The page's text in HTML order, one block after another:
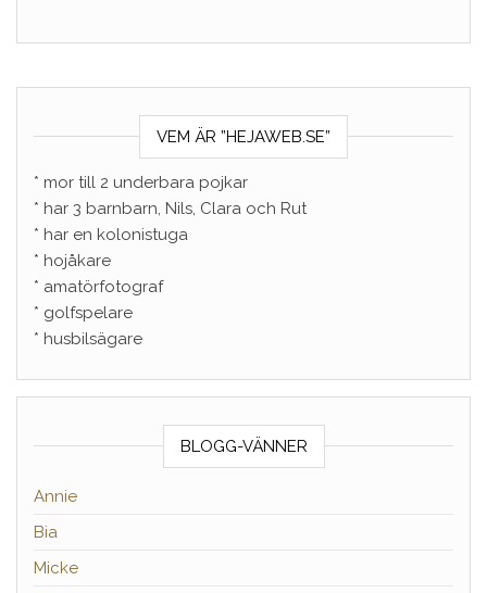
VEM ÄR ”HEJAWEB.SE”
* mor till 2 underbara pojkar
* har 3 barnbarn, Nils, Clara och Rut
* har en kolonistuga
* hojåkare
* amatörfotograf
* golfspelare
* husbilsägare
BLOGG-VÄNNER
Annie
Bia
Micke